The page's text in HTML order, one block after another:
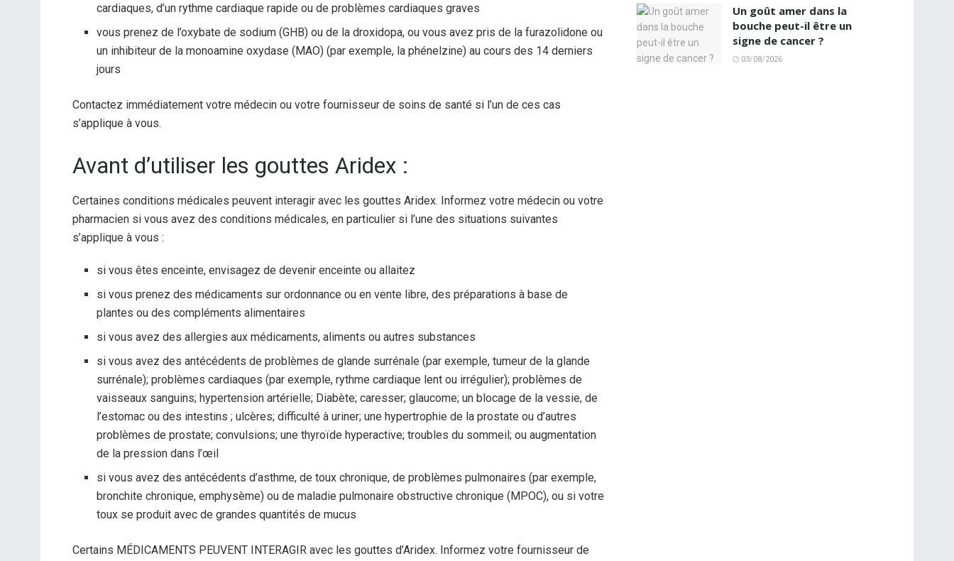
cardiaques, d’un rythme cardiaque rapide ou de problèmes cardiaques graves
vous prenez de l’oxybate de sodium (GHB) ou de la droxidopa, ou vous avez pris de la furazolidone ou
un inhibiteur de la monoamine oxydase (MAO) (par exemple, la phénelzine) au cours des 14 derniers
jours
Contactez immédiatement votre médecin ou votre fournisseur de soins de santé si l’un de ces cas
s’applique à vous.
Avant d’utiliser les gouttes Aridex :
Certaines conditions médicales peuvent interagir avec les gouttes Aridex. Informez votre médecin ou votre
pharmacien si vous avez des conditions médicales, en particulier si l’une des situations suivantes
s’applique à vous :
si vous êtes enceinte, envisagez de devenir enceinte ou allaitez
si vous prenez des médicaments sur ordonnance ou en vente libre, des préparations à base de
plantes ou des compléments alimentaires
si vous avez des allergies aux médicaments, aliments ou autres substances
si vous avez des antécédents de problèmes de glande surrénale (par exemple, tumeur de la glande
surrénale); problèmes cardiaques (par exemple, rythme cardiaque lent ou irrégulier); problèmes de
vaisseaux sanguins; hypertension artérielle; Diabète; caresser; glaucome; un blocage de la vessie, de
l’estomac ou des intestins ; ulcères; difficulté à uriner; une hypertrophie de la prostate ou d’autres
problèmes de prostate; convulsions; une thyroïde hyperactive; troubles du sommeil; ou augmentation
de la pression dans l’œil
si vous avez des antécédents d’asthme, de toux chronique, de problèmes pulmonaires (par exemple,
bronchite chronique, emphysème) ou de maladie pulmonaire obstructive chronique (MPOC), ou si votre
toux se produit avec de grandes quantités de mucus
Certains MÉDICAMENTS PEUVENT INTERAGIR avec les gouttes d’Aridex. Informez votre fournisseur de
Un goût amer dans la
bouche peut-il être un
signe de cancer ?
03/08/2026